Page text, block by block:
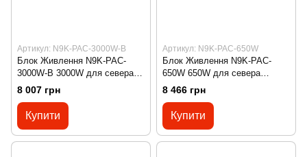
Артикул: N9K-PAC-3000W-B
Блок Живлення N9K-PAC-
3000W-B 3000W для севера
CISCO
8 007 грн
Купити
Артикул: N9K-PAC-650W
Блок Живлення N9K-PAC-
650W 650W для севера
CISCO
8 466 грн
Купити